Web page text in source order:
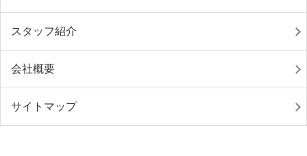
スタッフ紹介
会社概要
サイトマップ